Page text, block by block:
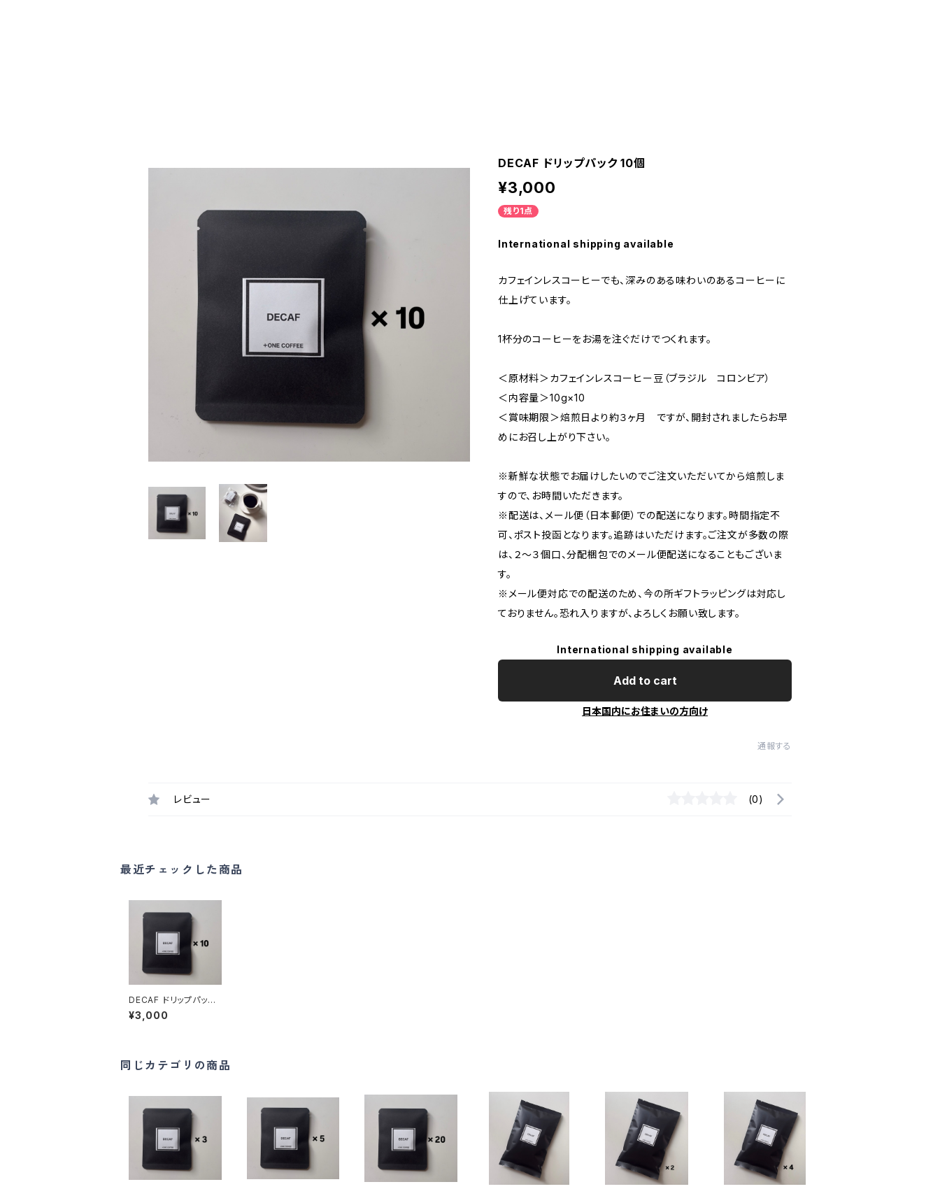
DECAF ドリップパック 10個
¥3,000
残り1点
International shipping available
カフェインレスコーヒーでも、深みのある味わいのあるコーヒーに
仕上げています。
1杯分のコーヒーをお湯を注ぐだけでつくれます。
＜原材料＞カフェインレスコーヒー豆（ブラジル コロンビア）
＜内容量＞10g×10
＜賞味期限＞焙煎日より約３ヶ月 ですが、開封されましたらお早
めにお召し上がり下さい。
※新鮮な状態でお届けしたいのでご注文いただいてから焙煎しま
すので、お時間いただきます。
※配送は、メール便（日本郵便）での配送になります。時間指定不
可、ポスト投函となります。追跡はいただけます。ご注文が多数の際
は、２〜３個口、分配梱包でのメール便配送になることもございま
す。
※メール便対応での配送のため、今の所ギフトラッピングは対応し
ておりません。恐れ入りますが、よろしくお願い致します。
International shipping available
Add to cart
日本国内にお住まいの方向け
通報する
レビュー (0)
最近チェックした商品
DECAF ドリップパック
10個
¥3,000
同じカテゴリの商品